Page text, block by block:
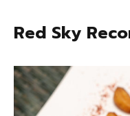
Red Sky